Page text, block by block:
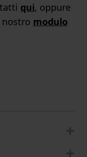
qui, oppure
nostro modulo